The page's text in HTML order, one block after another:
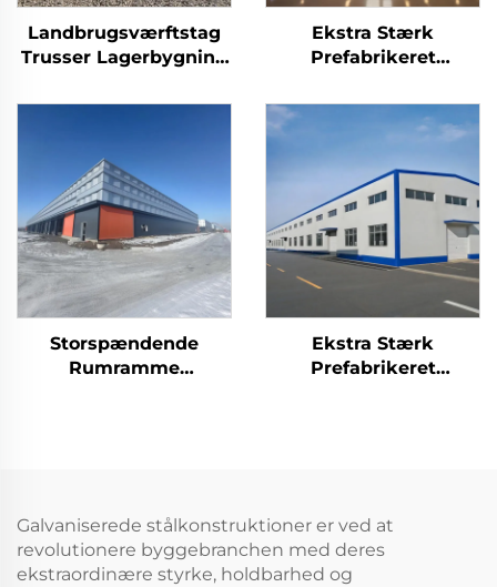
Landbrugsværftstag
Trusser Lagerbygning
Staldbyggeri Holdbar
Opbevaring
Ekstra Stærk
Prefabrikeret
Stålkonstruktion
Hanger
Stålskeletbygning
Industribygning I Stål
Storspændende
Rumramme
Ekstra Stærk
Prefabrikeret
Galvaniserede stålkonstruktioner er ved at
revolutionere byggebranchen med deres
ekstraordinære styrke, holdbarhed og